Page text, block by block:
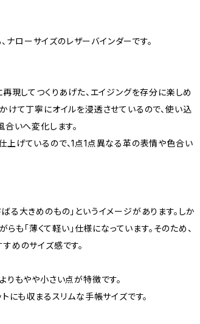
ナローサイズのレザーバインダーです。
現してつくりあげた、エイジングを存分に楽しめ
けて丁寧にオイルを浸透させているので、使い込
合いへ変化します。
げているので、1点1点異なる革の表情や色合い
る大きめのもの」というイメージがあります。しか
も「薄くて軽い」仕様になっています。そのため、
めのサイズ感です。
りもやや小さい点が特徴です。
にも収まるスリムな手帳サイズです。